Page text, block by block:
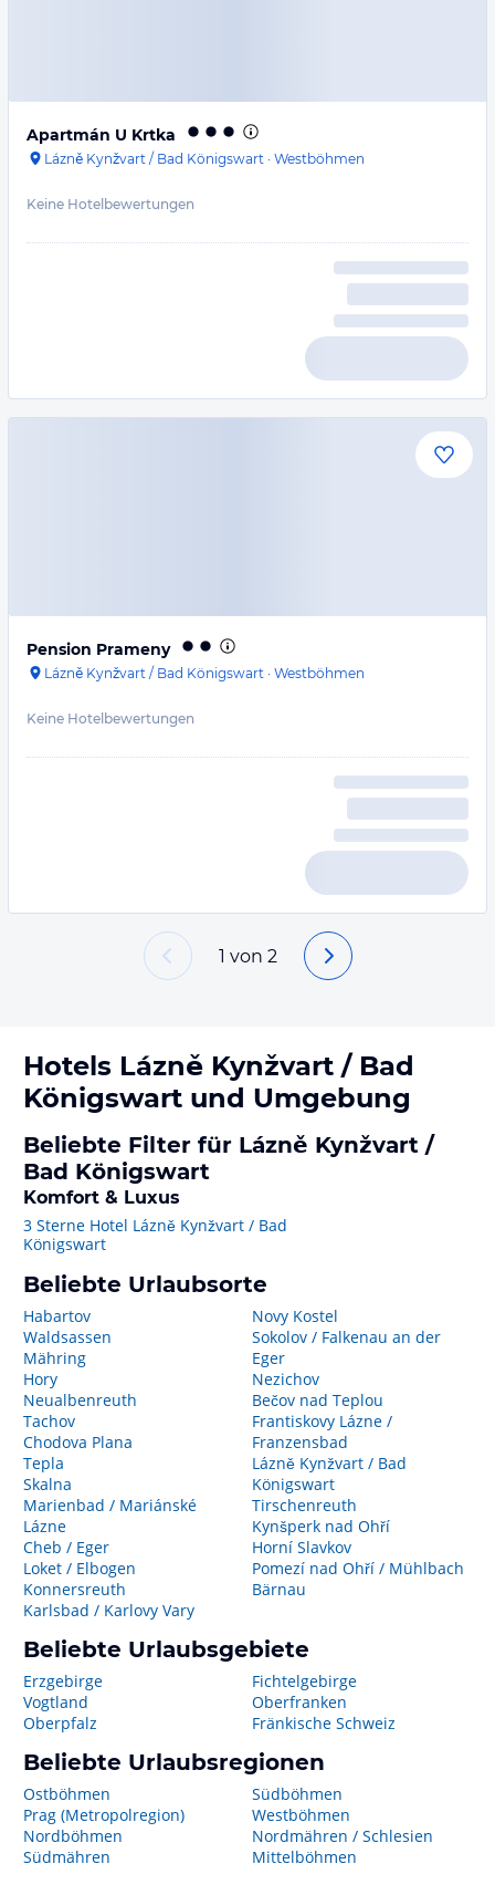
Apartmán U Krtka
Lázně Kynžvart / Bad Königswart · Westböhmen
Keine Hotelbewertungen
Pension Prameny
Lázně Kynžvart / Bad Königswart · Westböhmen
Keine Hotelbewertungen
1 von 2
Hotels Lázně Kynžvart / Bad
Königswart und Umgebung
Beliebte Filter für Lázně Kynžvart /
Bad Königswart
Komfort & Luxus
3 Sterne Hotel Lázně Kynžvart / Bad
Königswart
Beliebte Urlaubsorte
Habartov
Waldsassen
Mähring
Hory
Neualbenreuth
Tachov
Chodova Plana
Tepla
Skalna
Marienbad / Mariánské
Lázne
Cheb / Eger
Loket / Elbogen
Konnersreuth
Karlsbad / Karlovy Vary
Novy Kostel
Sokolov / Falkenau an der
Eger
Nezichov
Bečov nad Teplou
Frantiskovy Lázne /
Franzensbad
Lázně Kynžvart / Bad
Königswart
Tirschenreuth
Kynšperk nad Ohří
Horní Slavkov
Pomezí nad Ohří / Mühlbach
Bärnau
Beliebte Urlaubsgebiete
Erzgebirge
Vogtland
Oberpfalz
Fichtelgebirge
Oberfranken
Fränkische Schweiz
Beliebte Urlaubsregionen
Ostböhmen
Prag (Metropolregion)
Nordböhmen
Südmähren
Südböhmen
Westböhmen
Nordmähren / Schlesien
Mittelböhmen